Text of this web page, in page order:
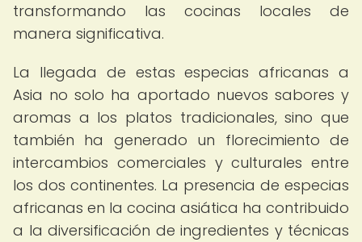
transformando las cocinas locales de
manera significativa.
La llegada de estas especias africanas a
Asia no solo ha aportado nuevos sabores y
aromas a los platos tradicionales, sino que
también ha generado un florecimiento de
intercambios comerciales y culturales entre
los dos continentes. La presencia de especias
africanas en la cocina asiática ha contribuido
a la diversificación de ingredientes y técnicas